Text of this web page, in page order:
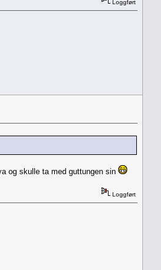
Loggført
og skulle ta med guttungen sin
Loggført